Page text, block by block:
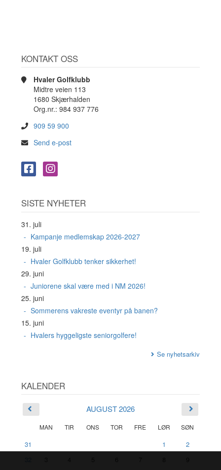
KONTAKT OSS
Hvaler Golfklubb
Midtre veien 113
1680 Skjærhalden
Org.nr.: 984 937 776
909 59 900
Send e-post
SISTE NYHETER
31. juli
Kampanje medlemskap 2026-2027
19. juli
Hvaler Golfklubb tenker sikkerhet!
29. juni
Juniorene skal være med i NM 2026!
25. juni
Sommerens vakreste eventyr på banen?
15. juni
Hvalers hyggeligste seniorgolfere!
Se nyhetsarkiv
KALENDER
AUGUST 2026
MAN TIR ONS TOR FRE LØR SØN
31 1
2